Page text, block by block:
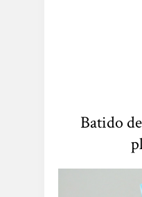
Batido